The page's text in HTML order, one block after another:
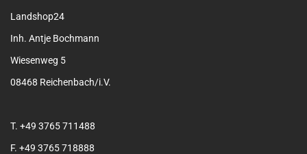
Landshop24
Inh. Antje Bochmann
Wiesenweg 5
08468 Reichenbach/i.V.
T. +49 3765 711488
F. +49 3765 718888